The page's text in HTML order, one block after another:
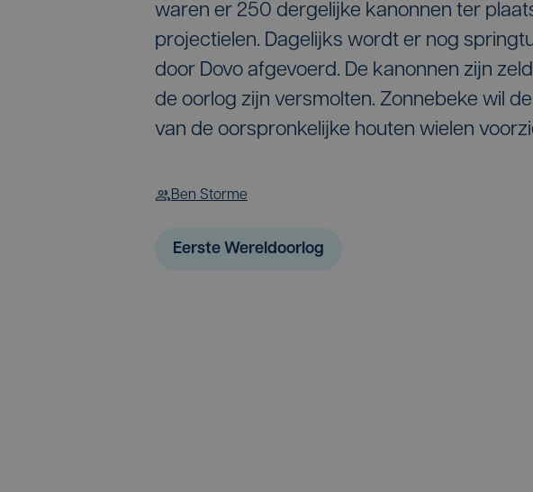
waren er 250 dergelijke kanonnen ter
projectielen. Dagelijks wordt er nog
door Dovo afgevoerd. De kanonnen zijn
de oorlog zijn versmolten. Zonnebeke wil
van de oorspronkelijke houten wielen
Ben Storme
Eerste Wereldoorlog